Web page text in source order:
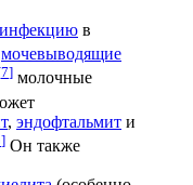
в
мочевыводящие
7] молочные
, эндофтальмит и
] Он также